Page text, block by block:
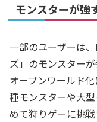
モンスターが強
一部のユーザーは
ズ」のモンスター
オープンワールド
種モンスターや大
めて狩りゲーに挑